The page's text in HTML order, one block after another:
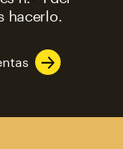
hacerlo.